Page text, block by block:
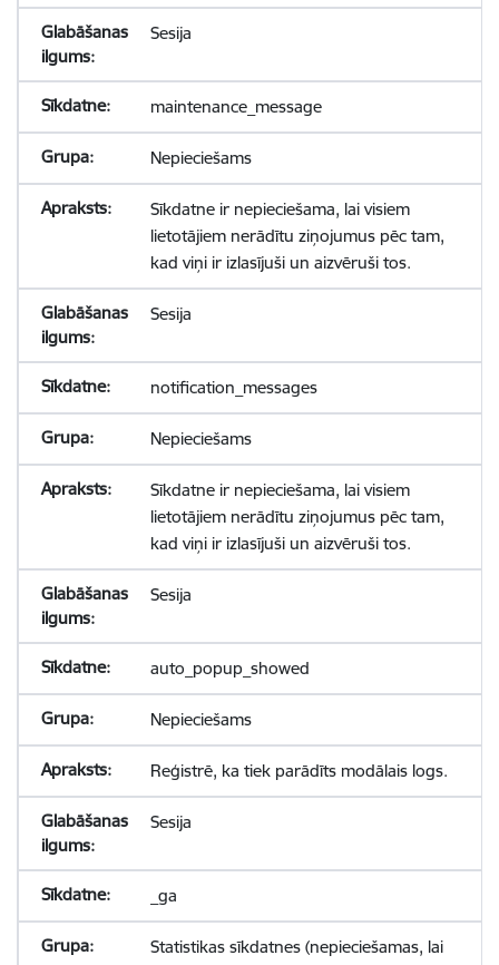
Sesija
maintenance_message
Nepieciešams
Sīkdatne ir nepieciešama, lai visiem
lietotājiem nerādītu ziņojumus pēc tam,
kad viņi ir izlasījuši un aizvēruši tos.
Sesija
notification_messages
Nepieciešams
Sīkdatne ir nepieciešama, lai visiem
lietotājiem nerādītu ziņojumus pēc tam,
kad viņi ir izlasījuši un aizvēruši tos.
Sesija
auto_popup_showed
Nepieciešams
Reģistrē, ka tiek parādīts modālais logs.
Sesija
_ga
Statistikas sīkdatnes (nepieciešamas, lai